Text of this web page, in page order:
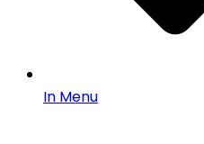
In Menu